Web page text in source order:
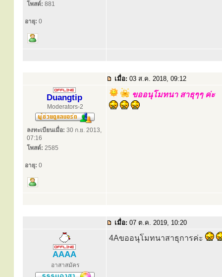
โพสต์: 881
อายุ: 0
เมื่อ: 03 ส.ค. 2018, 09:12
Duangtip
Moderators-2
ลงทะเบียนเมื่อ: 30 ก.ย. 2013,
07:16
โพสต์: 2585
อายุ: 0
ขออนุโมทนา สาธุๆๆ ค่ะ
เมื่อ: 07 ต.ค. 2019, 10:20
AAAA
อาสาสมัคร
4Aขออนุโมทนาสาธุการค่ะ